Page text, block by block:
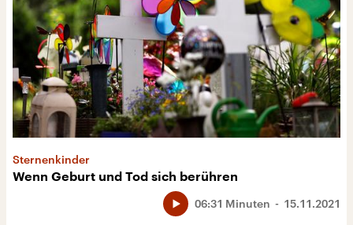
Sternenkinder
Wenn Geburt und Tod sich berühren
15.11.2021
06:31 Minuten